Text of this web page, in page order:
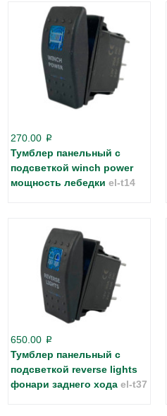
270.00 p
Тумблер панельный с
подсветкой winch power
мощность лебедки el-t14
650.00 p
Тумблер панельный с
подсветкой reverse lights
фонари заднего хода el-t37